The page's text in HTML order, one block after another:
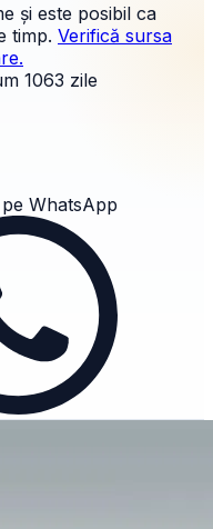
și este posibil ca
timp. Verifică sursa
1063 zile
WhatsApp